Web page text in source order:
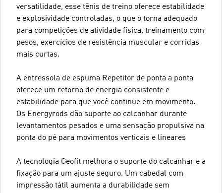
versatilidade, esse tênis de treino oferece estabilidade
e explosividade controladas, o que o torna adequado
para competições de atividade física, treinamento com
pesos, exercícios de resistência muscular e corridas
mais curtas.
A entressola de espuma Repetitor de ponta a ponta
oferece um retorno de energia consistente e
estabilidade para que você continue em movimento.
Os Energyrods dão suporte ao calcanhar durante
levantamentos pesados e uma sensação propulsiva na
ponta do pé para movimentos verticais e lineares
A tecnologia Geofit melhora o suporte do calcanhar e a
fixação para um ajuste seguro. Um cabedal com
impressão tátil aumenta a durabilidade sem